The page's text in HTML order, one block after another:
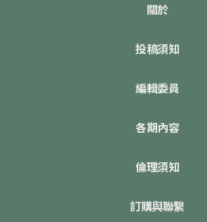
關於
投稿須知
編輯委員
各期內容
倫理須知
訂購與聯繫